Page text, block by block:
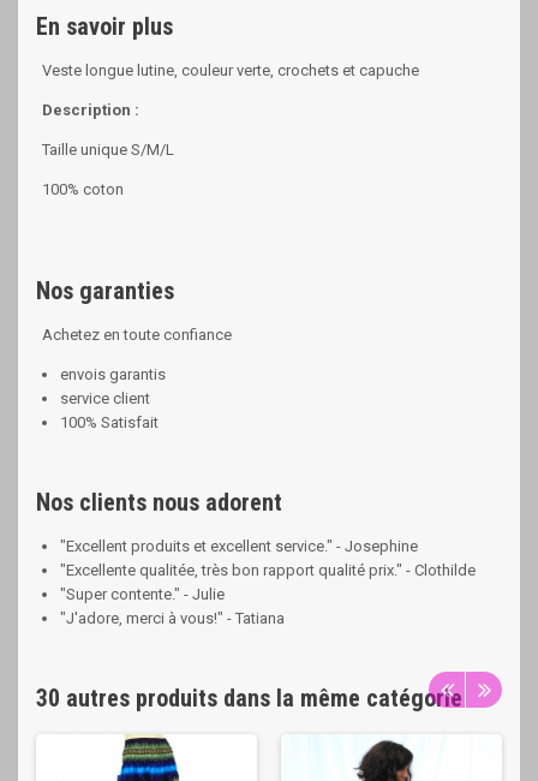
En savoir plus
Veste longue lutine, couleur verte, crochets et capuche
Description :
Taille unique S/M/L
100% coton
Nos garanties
Achetez en toute confiance
envois garantis
service client
100% Satisfait
Nos clients nous adorent
"Excellent produits et excellent service." - Josephine
"Excellente qualitée, très bon rapport qualité prix." - Clothilde
"Super contente." - Julie
"J'adore, merci à vous!" - Tatiana
30 autres produits dans la même catégorie